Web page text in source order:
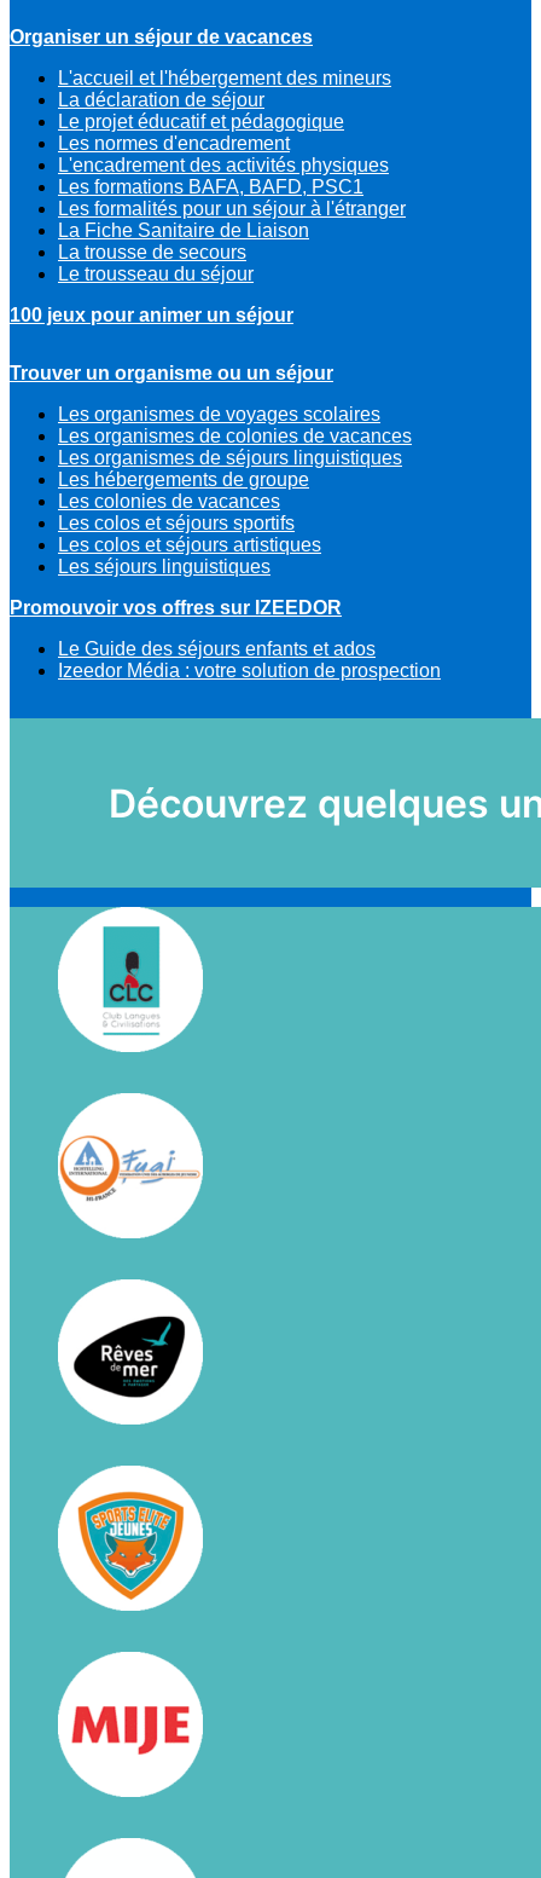
Organiser un séjour de vacances
L'accueil et l'hébergement des mineurs
La déclaration de séjour
Le projet éducatif et pédagogique
Les normes d'encadrement
L'encadrement des activités physiques
Les formations BAFA, BAFD, PSC1
Les formalités pour un séjour à l'étranger
La Fiche Sanitaire de Liaison
La trousse de secours
Le trousseau du séjour
100 jeux pour animer un séjour
Trouver un organisme ou un séjour
Les organismes de voyages scolaires
Les organismes de colonies de vacances
Les organismes de séjours linguistiques
Les hébergements de groupe
Les colonies de vacances
Les colos et séjours sportifs
Les colos et séjours artistiques
Les séjours linguistiques
Promouvoir vos offres sur IZEEDOR
Le Guide des séjours enfants et ados
Izeedor Média : votre solution de prospection
Découvrez quelques